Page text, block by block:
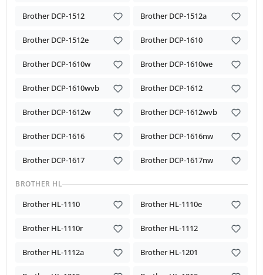
Brother DCP-1512 Brother DCP-1512a
Brother DCP-1512e Brother DCP-1610
Brother DCP-1610w Brother DCP-1610we
Brother DCP-1610wvb Brother DCP-1612
Brother DCP-1612w Brother DCP-1612wvb
Brother DCP-1616 Brother DCP-1616nw
Brother DCP-1617 Brother DCP-1617nw
BROTHER HL
Brother HL-1110 Brother HL-1110e
Brother HL-1110r Brother HL-1112
Brother HL-1112a Brother HL-1201